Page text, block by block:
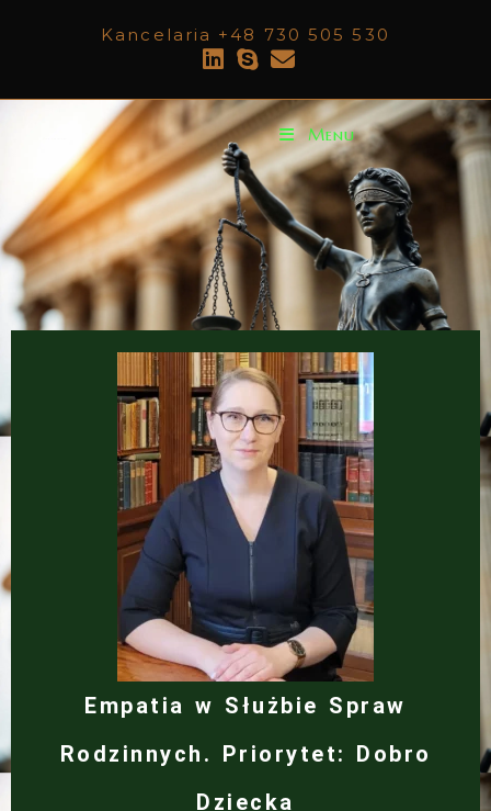
Kancelaria +48 730 505 530
Menu
Empatia w Służbie Spraw
Rodzinnych. Priorytet: Dobro
Dziecka